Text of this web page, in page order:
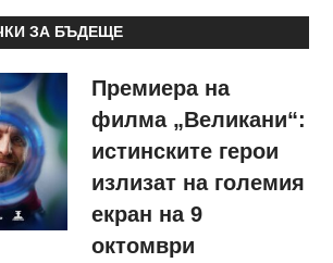
ЗА БЪДЕЩЕ
Премиера на
филма „Великани“:
истинските герои
излизат на големия
екран на 9
октомври